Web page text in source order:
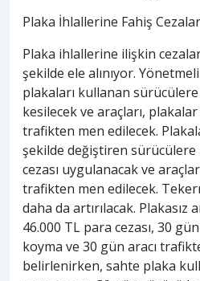
Plaka İhlallerine Fahiş
Plaka ihlallerine ilişkin
şekilde ele alınıyor.
plakaları kullanan sürücülere
kesilecek ve araçları,
trafikten men edilecek.
şekilde değiştiren sürücülere
cezası uygulanacak ve
trafikten men edilecek.
daha da artırılacak. Plakasız
46.000 TL para cezası, 30
koyma ve 30 gün aracı
belirlenirken, sahte plaka